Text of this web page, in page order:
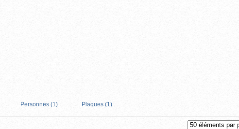
Personnes (1) Plaques (1)